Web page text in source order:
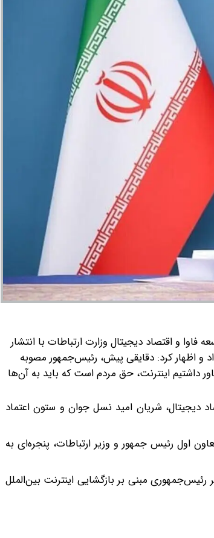
و اقتصاد دیجیتال وزارت ارتباطات با انتشار
و اظهار کرد: دقایقی پیش، رئیس‌جمهور مصوبه
داشتیم اینترنت، حق مردم است که باید به آن‌ها
دیجیتال، شریان امید نسل جوان و ستون اعتماد
اول رئیس جمهور و وزیر ارتباطات، پنجره‌ای به
مبنی بر بازگشایی اینترنت بین‌الملل